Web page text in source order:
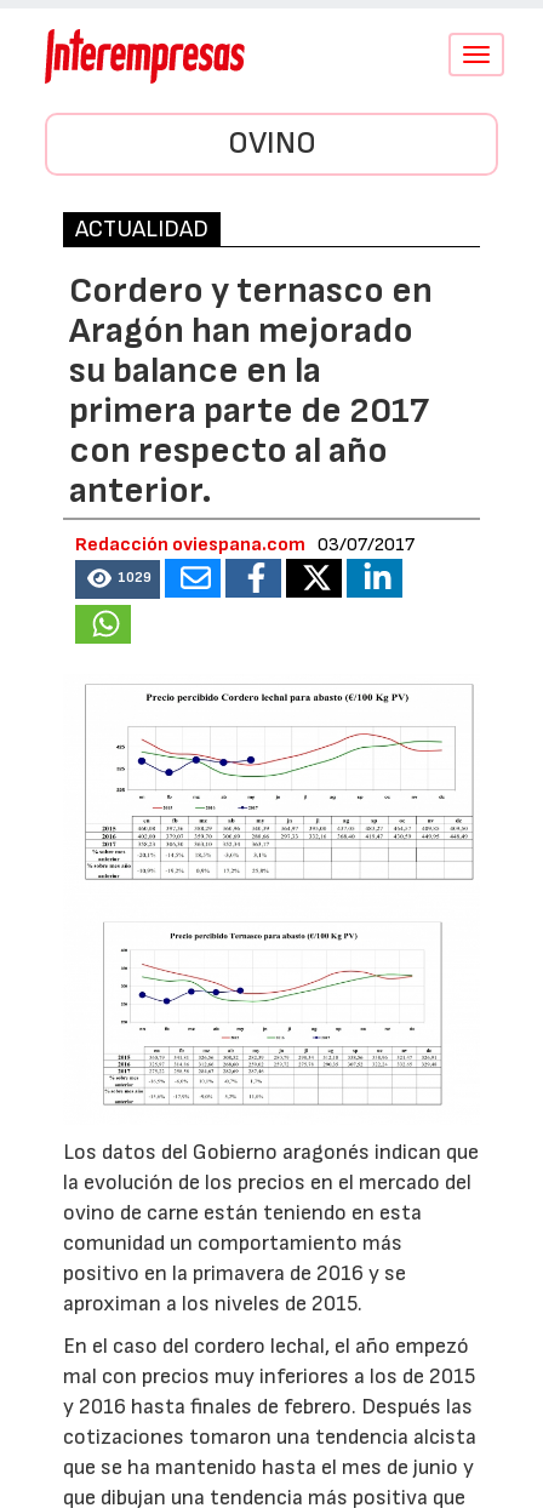
Conmutar
OVINO
ACTUALIDAD
Cordero y ternasco en
Aragón han mejorado
su balance en la
primera parte de 2017
con respecto al año
anterior.
Redacción oviespana.com 03/07/2017
1029
Los datos del Gobierno aragonés indican que
la evolución de los precios en el mercado del
ovino de carne están teniendo en esta
comunidad un comportamiento más
positivo en la primavera de 2016 y se
aproximan a los niveles de 2015.
En el caso del cordero lechal, el año empezó
mal con precios muy inferiores a los de 2015
y 2016 hasta finales de febrero. Después las
cotizaciones tomaron una tendencia alcista
que se ha mantenido hasta el mes de junio y
que dibujan una tendencia más positiva que